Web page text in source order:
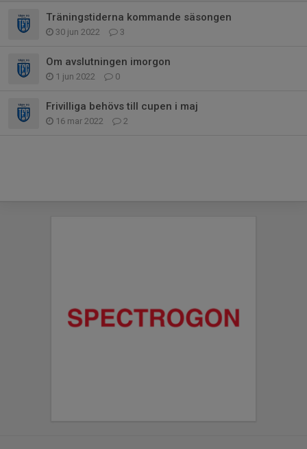
Träningstiderna kommande säsongen
30 jun 2022 3
Om avslutningen imorgon
1 jun 2022 0
Frivilliga behövs till cupen i maj
16 mar 2022 2